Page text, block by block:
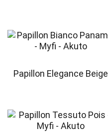
Papillon Elegance Beige